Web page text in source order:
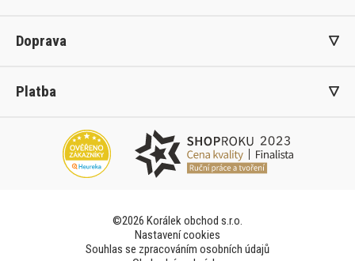
Doprava
Platba
©2026 Korálek obchod s.r.o.
Nastavení cookies
Souhlas se zpracováním osobních údajů